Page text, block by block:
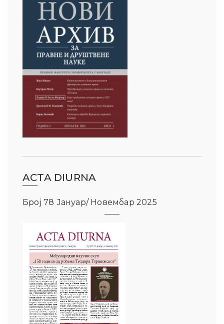
ACTA DIURNA
Број 78 Јануар/ Новембар 2025